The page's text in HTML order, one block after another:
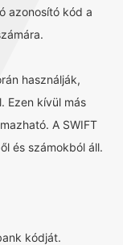
azonosító kód a
használják,
Ezen kívül más
A SWIFT
és számokból áll.
kódját.